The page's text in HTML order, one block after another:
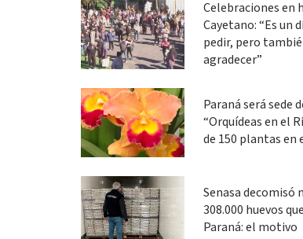
Celebraciones en
Cayetano: “Es un
pedir, pero
agradecer”
Paraná será sede
“Orquídeas en el
de 150 plantas en
Senasa decomisó
308.000 huevos
Paraná: el motivo